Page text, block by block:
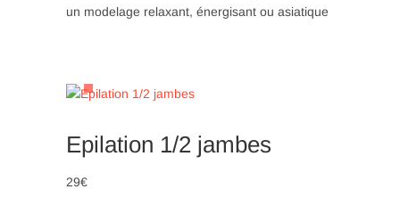
un modelage relaxant, énergisant ou asiatique
Epilation 1/2 jambes
29€